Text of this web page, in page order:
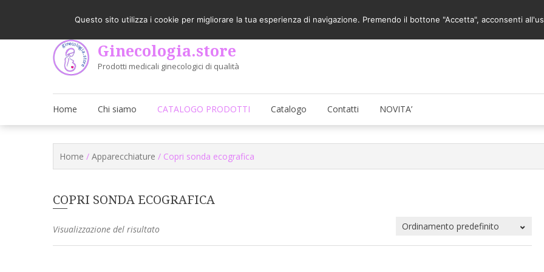
Ginecologia.store
Prodotti medicali ginecologici di qualità
Home Chi siamo CATALOGO PRODOTTI Catalogo Contatti NOVITA’
Home / Apparecchiature / Copri sonda ecografica
COPRI SONDA ECOGRAFICA
Visualizzazione del risultato
Questo sito utilizza i cookie per migliorare la tua esperienza di navigazione. Premendo il bottone "Accetta", acconsenti